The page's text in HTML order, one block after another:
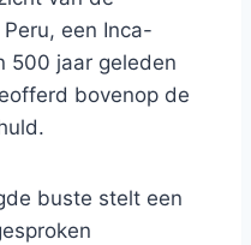
een Inca-
500 jaar geleden
bovenop de
buste stelt een